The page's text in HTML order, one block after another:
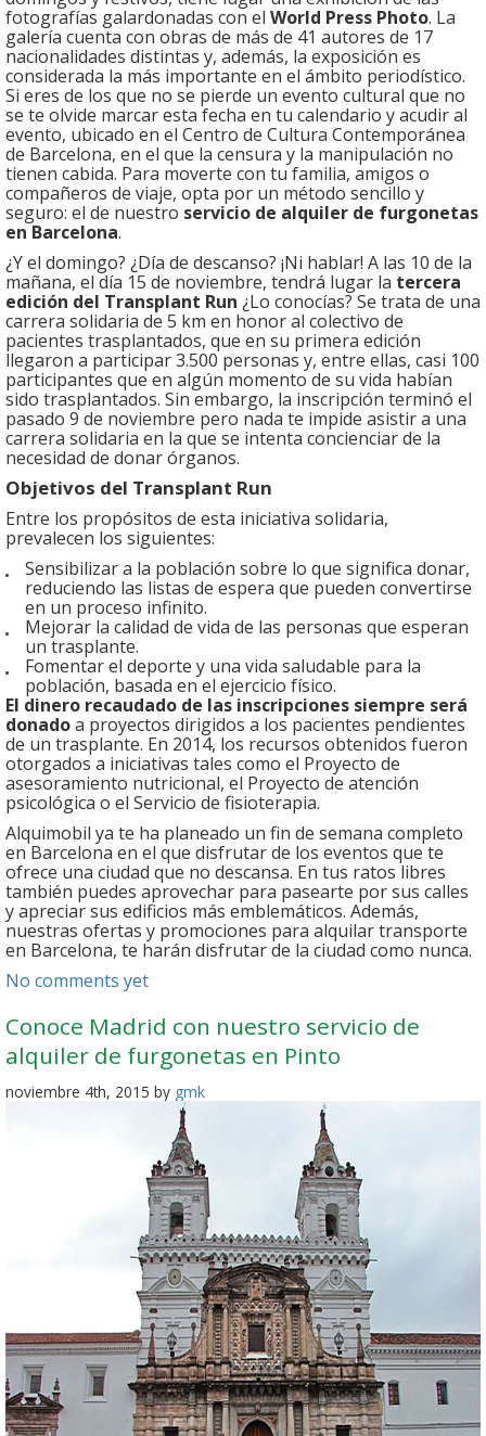
fotografías galardonadas con el World Press Photo. La
galería cuenta con obras de más de 41 autores de 17
nacionalidades distintas y, además, la exposición es
considerada la más importante en el ámbito periodístico.
Si eres de los que no se pierde un evento cultural que no
se te olvide marcar esta fecha en tu calendario y acudir al
evento, ubicado en el Centro de Cultura Contemporánea
de Barcelona, en el que la censura y la manipulación no
tienen cabida. Para moverte con tu familia, amigos o
compañeros de viaje, opta por un método sencillo y
seguro: el de nuestro servicio de alquiler de furgonetas
en Barcelona.
¿Y el domingo? ¿Día de descanso? ¡Ni hablar! A las 10 de la
mañana, el día 15 de noviembre, tendrá lugar la tercera
edición del Transplant Run ¿Lo conocías? Se trata de una
carrera solidaria de 5 km en honor al colectivo de
pacientes trasplantados, que en su primera edición
llegaron a participar 3.500 personas y, entre ellas, casi 100
participantes que en algún momento de su vida habían
sido trasplantados. Sin embargo, la inscripción terminó el
pasado 9 de noviembre pero nada te impide asistir a una
carrera solidaria en la que se intenta concienciar de la
necesidad de donar órganos.
Objetivos del Transplant Run
Entre los propósitos de esta iniciativa solidaria,
prevalecen los siguientes:
Sensibilizar a la población sobre lo que significa donar,
reduciendo las listas de espera que pueden convertirse
en un proceso infinito.
Mejorar la calidad de vida de las personas que esperan
un trasplante.
Fomentar el deporte y una vida saludable para la
población, basada en el ejercicio físico.
El dinero recaudado de las inscripciones siempre será
donadoa proyectos dirigidos a los pacientes pendientes
de un trasplante. En 2014, los recursos obtenidos fueron
otorgados a iniciativas tales como el Proyecto de
asesoramiento nutricional, el Proyecto de atención
psicológica o el Servicio de fisioterapia.
Alquimobil ya te ha planeado un fin de semana completo
en Barcelona en el que disfrutar de los eventos que te
ofrece una ciudad que no descansa. En tus ratos libres
también puedes aprovechar para pasearte por sus calles
y apreciar sus edificios más emblemáticos. Además,
nuestras ofertas y promociones para alquilar transporte
en Barcelona, te harán disfrutar de la ciudad como nunca.
No comments yet
Conoce Madrid con nuestro servicio de
alquiler de furgonetas en Pinto
noviembre 4th, 2015 by gmk